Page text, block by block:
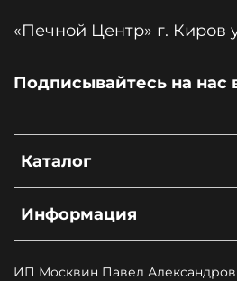
Каталог
Информация
«Печной
Подписывайтесь на нас
ИП Москвин Павел